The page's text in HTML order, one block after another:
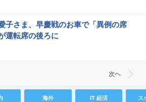
子さま、早慶戦のお車で「異例の席
運転席の後ろに
次ヘ
海外 IT 経済 ス